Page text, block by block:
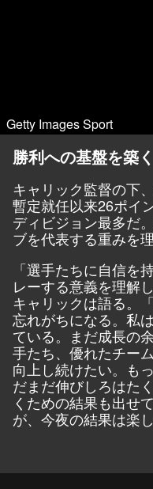
Getty Images Sport
勝利への基盤を築く
キャリック監督の下
暫定就任以来26ポイ
ディビジョン最多だ
ブを代表する重みを
「選手たちに自信を
レーする意義を理解
キャリックは語る。
忘れがちになる。私
ている。まだ成長の
手たち、優れたチー
向上し続けたい。も
だまだ伸びしろはた
くための結果も出せ
が、今夜の結果は楽